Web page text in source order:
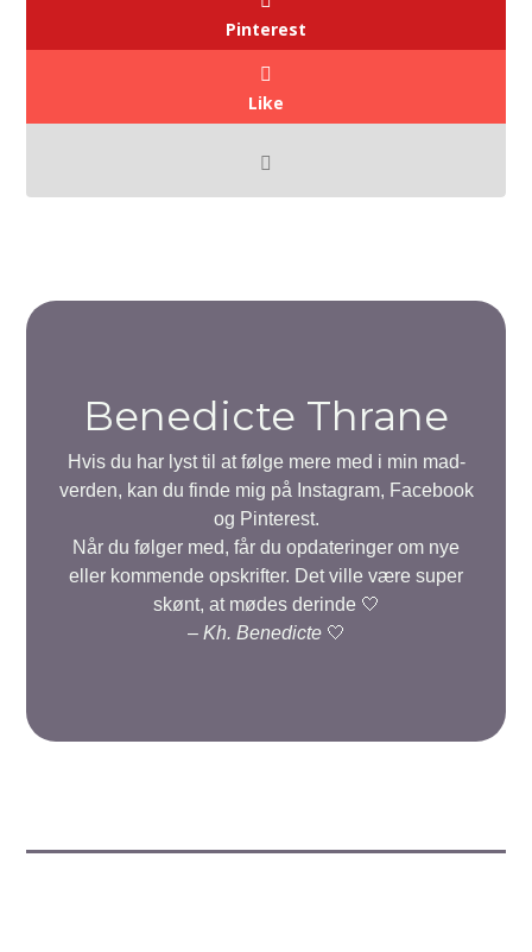
Pinterest
Like
Benedicte Thrane
Hvis du har lyst til at følge mere med i min mad-
verden, kan du finde mig på Instagram, Facebook
og Pinterest.
Når du følger med, får du opdateringer om nye
eller kommende opskrifter. Det ville være super
skønt, at mødes derinde 🤍
– Kh. Benedicte🤍